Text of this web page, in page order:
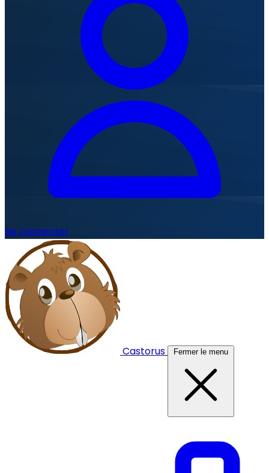
Se connecter
Castorus Fermer le menu